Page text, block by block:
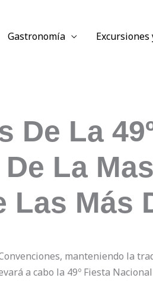
Gastronomía
De La
La
Las Más
manteniendo la
a cabo la 49º Fiesta